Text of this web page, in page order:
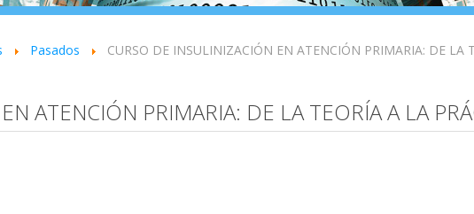
Pasados CURSO DE INSULINIZACIÓN EN ATENCIÓN PRIMARIA: DE LA
ATENCIÓN PRIMARIA: DE LA TEORÍA A LA